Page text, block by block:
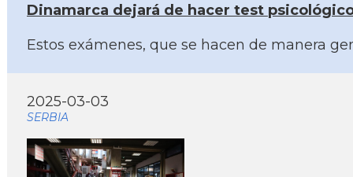
Dinamarca dejará de hacer test
Estos exámenes, que se hacen de manera
2025-03-03
SERBIA